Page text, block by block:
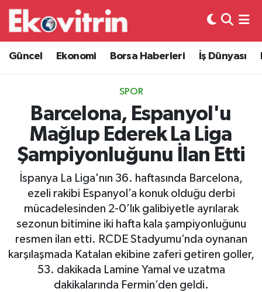
Güncel Ekonomi Borsa Haberleri İş Dünyası
SPOR
Barcelona, Espanyol'u
Mağlup Ederek La Liga
Şampiyonluğunu İlan Etti
İspanya La Liga'nın 36. haftasında Barcelona,
ezeli rakibi Espanyol’a konuk olduğu derbi
mücadelesinden 2-0’lık galibiyetle ayrılarak
sezonun bitimine iki hafta kala şampiyonluğunu
resmen ilan etti. RCDE Stadyumu’nda oynanan
karşılaşmada Katalan ekibine zaferi getiren goller,
53. dakikada Lamine Yamal ve uzatma
dakikalarında Fermin’den geldi.
Güncel
Ekonomi
Borsa Haberleri
İş Dünyası
Lojistik
Otovitrin
Asayiş
Magazin
Gayrimenkul
Hava Durumu
Trafik Durumu
Süper Lig Puan Durumu ve Fikstür
Tüm Manşetler
Son Dakika Haberleri
Haber Arşivi